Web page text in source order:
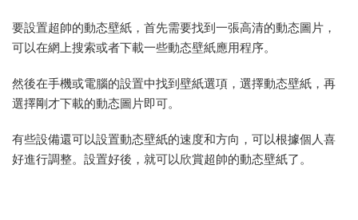
要設置超帥的動态壁紙，首先需要找到一張高清的動态圖片，
可以在網上搜索或者下載一些動态壁紙應用程序。
然後在手機或電腦的設置中找到壁紙選項，選擇動态壁紙，再
選擇剛才下載的動态圖片即可。
有些設備還可以設置動态壁紙的速度和方向，可以根據個人喜
好進行調整。設置好後，就可以欣賞超帥的動态壁紙了。